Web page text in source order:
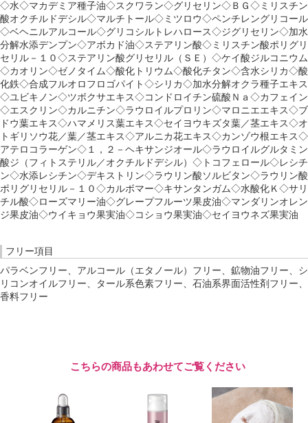
◇水◇マカデミア種子油◇スクワラン◇グリセリン◇ＢＧ◇ミリスチン
酸オクチルドデシル◇マルチトール◇ミツロウ◇ペンチレングリコール
◇ベヘニルアルコール◇グリコシルトレハロース◇ジグリセリン◇加水
分解水添デンプン◇アボカド油◇ステアリン酸◇ミリスチン酸ポリグリ
セリル－１０◇ステアリン酸グリセリル（ＳＥ）◇ケイ酸ジルコニウム
◇カオリン◇ゼノタイム◇酸化トリウム◇酸化チタン◇含水シリカ◇酸
化鉄◇合成フルオロフロゴパイト◇シリカ◇加水分解オクラ種子エキス
◇ユビキノン◇ツボクサエキス◇コンドロイチン硫酸Ｎａ◇カフェイン
◇エスクリン◇カルニチン◇ラウロイルプロリン◇マロニエエキス◇ブ
ドウ葉エキス◇ハマメリス葉エキス◇セイヨウキズタ葉／茎エキス◇オ
トギリソウ花／葉／茎エキス◇アルニカ花エキス◇カンゾウ根エキス◇
アテロコラーゲン◇１，２－ヘキサンジオール◇ラウロイルグルタミン
酸ジ（フィトステリル／オクチルドデシル）◇トコフェロール◇レシチ
ン◇水添レシチン◇デキストリン◇ラウリン酸ソルビタン◇ラウリン酸
ポリグリセリル－１０◇カルボマー◇キサンタンガム◇水酸化Ｋ◇サリ
チル酸◇ローズマリー油◇グレープフルーツ果皮油◇マンダリンオレン
ジ果皮油◇ウイキョウ果実油◇コショウ果実油◇セイヨウネズ果実油
フリー項目
パラベンフリー、アルコール（エタノール）フリー、鉱物油フリー、シ
リコンオイルフリー、タール系色素フリー、石油系界面活性剤フリー、
香料フリー
こちらの商品もあわせてご覧ください